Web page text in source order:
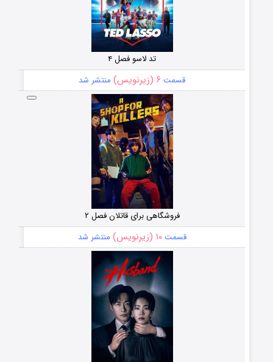
تد لاسو فصل ۴
قسمت ۶ (زیرنویس) منتشر شد
فروشگاهی برای قاتلان فصل ۲
قسمت۱۰ (زیرنویس) منتشر شد